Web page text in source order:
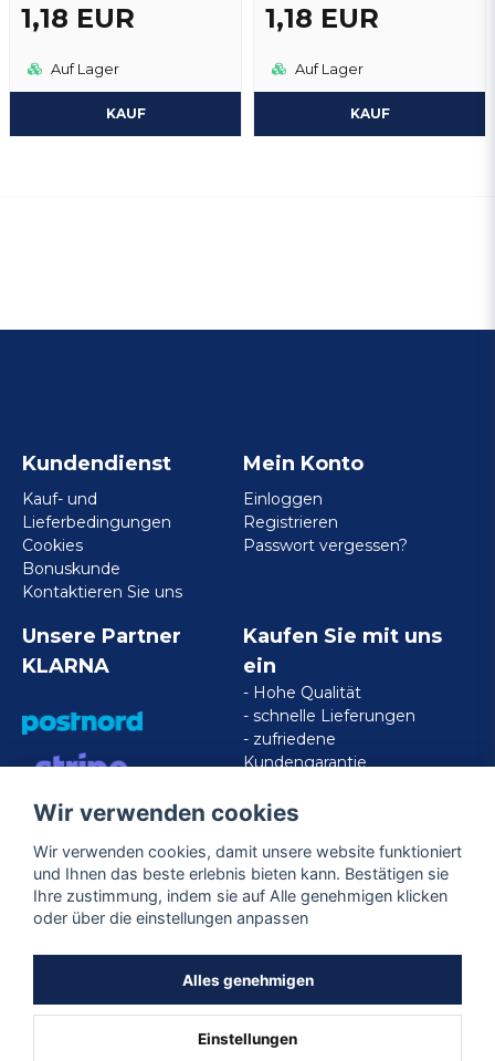
1,18 EUR
Auf Lager
KAUF
1,18 EUR
Auf Lager
KAUF
Kundendienst
Kauf- und
Lieferbedingungen
Cookies
Bonuskunde
Kontaktieren Sie uns
Mein Konto
Einloggen
Registrieren
Passwort vergessen?
Unsere Partner
KLARNA
VISA/MASTERCARD/AMERICAN
EXPRESS
Kaufen Sie mit uns
ein
- Hohe Qualität
- schnelle Lieferungen
- zufriedene
Kundengarantie
Folgen Sie uns
Wir verwenden cookies
Wir verwenden cookies, damit unsere website funktioniert
und Ihnen das beste erlebnis bieten kann. Bestätigen sie
Ihre zustimmung, indem sie auf Alle genehmigen klicken
oder über die einstellungen anpassen
Alles genehmigen
Einstellungen